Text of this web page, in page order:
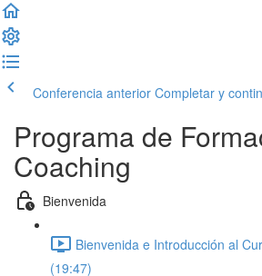
Conferencia anterior Completar y
Programa de
Coaching
Bienvenida
Bienvenida e Introducción al
(19:47)